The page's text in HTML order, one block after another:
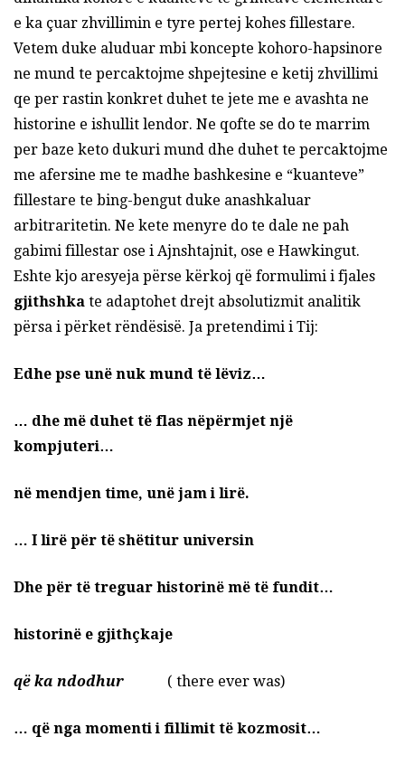
e ka çuar zhvillimin e tyre pertej kohes fillestare.
Vetem duke aluduar mbi koncepte kohoro-hapsinore
ne mund te percaktojme shpejtesine e ketij zhvillimi
qe per rastin konkret duhet te jete me e avashta ne
historine e ishullit lendor. Ne qofte se do te marrim
per baze keto dukuri mund dhe duhet te percaktojme
me afersine me te madhe bashkesine e “kuanteve”
fillestare te bing-bengut duke anashkaluar
arbitraritetin. Ne kete menyre do te dale ne pah
gabimi fillestar ose i Ajnshtajnit, ose e Hawkingut.
Eshte kjo aresyeja përse kërkoj që formulimi i fjales
gjithshka te adaptohet drejt absolutizmit analitik
përsa i përket rëndësisë. Ja pretendimi i Tij:
Edhe pse unë nuk mund të lëviz…
… dhe më duhet të flas nëpërmjet një
kompjuteri…
në mendjen time, unë jam i lirë.
… I lirë për të shëtitur universin
Dhe për të treguar historinë më të fundit…
historinë e gjithçkaje
që ka ndodhur ( there ever was)
… që nga momenti i fillimit të kozmosit…